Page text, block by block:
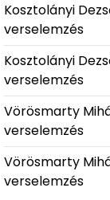
Kosztolányi
verselemzés
Kosztolányi
verselemzés
Vörösmarty
verselemzés
Vörösmarty
verselemzés